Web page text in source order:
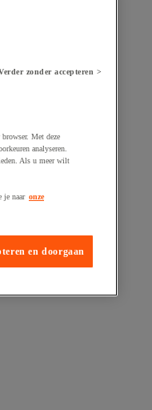
zonder accepteren >
Met deze
analyseren.
Als u meer wilt
je naar onze
en doorgaan